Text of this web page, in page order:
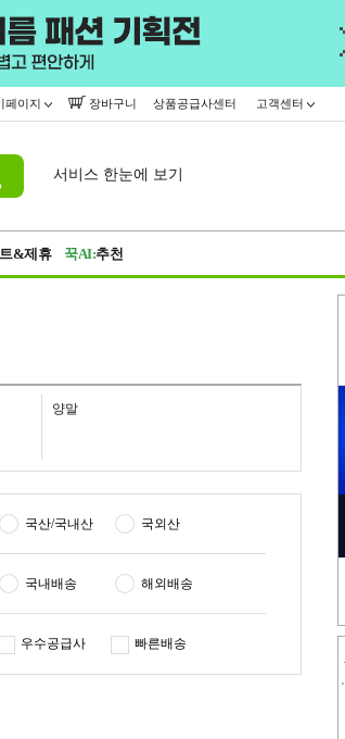
페이지 장바구니 상품공급사센터 고객센터
서비스 한눈에 보기
&제휴 꾹AI:추천
양말
국산/국내산 국외산
국내배송 해외배송
우수공급사 빠른배송